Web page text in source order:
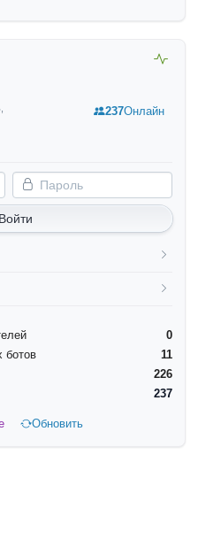
Пароль
237Онлайн
0
ботов
11
226
237
Обновить